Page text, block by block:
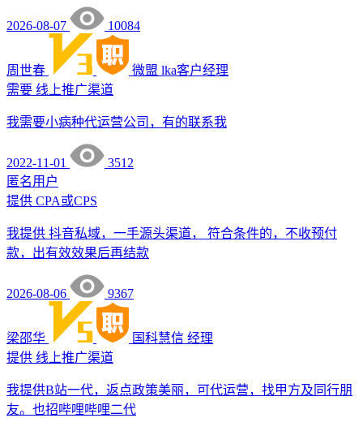
2026-08-07 10084
周世春 微盟 lka客户经理
需要 线上推广渠道
我需要小病种代运营公司，有的联系我
2022-11-01
3512
匿名用户
提供 CPA或CPS
我提供 抖音私域，一手源头渠道， 符合条件的，不收预付
款，出有效效果后再结款
2026-08-06 9367
梁邵华 国科慧信 经理
提供 线上推广渠道
我提供B站一代，返点政策美丽，可代运营，找甲方及同行朋
友。也招哔哩哔哩二代